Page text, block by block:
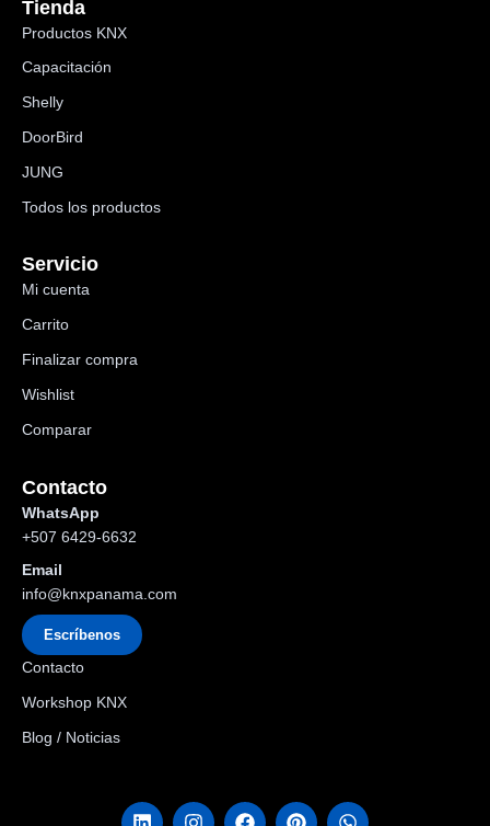
Tienda
Productos KNX
Capacitación
Shelly
DoorBird
JUNG
Todos los productos
Servicio
Mi cuenta
Carrito
Finalizar compra
Wishlist
Comparar
Contacto
WhatsApp
+507 6429-6632
Email
info@knxpanama.com
Escríbenos
Contacto
Workshop KNX
Blog / Noticias